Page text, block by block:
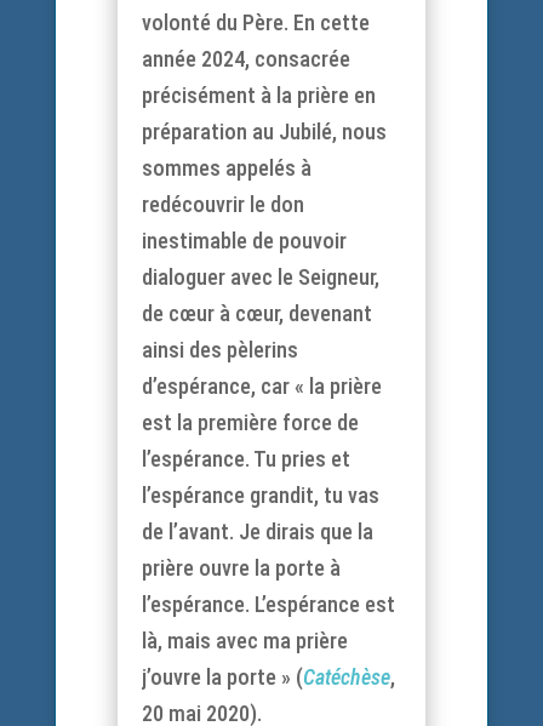
volonté du Père. En cette
année 2024, consacrée
précisément à la prière en
préparation au Jubilé, nous
sommes appelés à
redécouvrir le don
inestimable de pouvoir
dialoguer avec le Seigneur,
de cœur à cœur, devenant
ainsi des pèlerins
d’espérance, car « la prière
est la première force de
l’espérance. Tu pries et
l’espérance grandit, tu vas
de l’avant. Je dirais que la
prière ouvre la porte à
l’espérance. L’espérance est
là, mais avec ma prière
j’ouvre la porte » (Catéchèse,
20 mai 2020).